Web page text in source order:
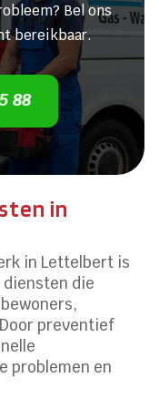
Bel ons
bereikbaar.
88
in
in Lettelbert is
die
preventief
problemen en